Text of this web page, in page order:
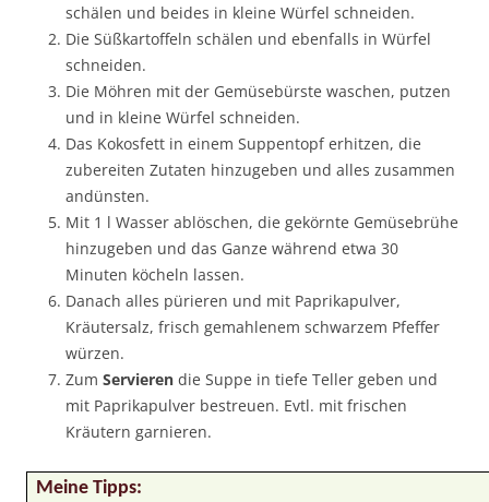
schälen und beides in kleine Würfel schneiden.
Die Süßkartoffeln schälen und ebenfalls in Würfel
schneiden.
Die Möhren mit der Gemüsebürste waschen, putzen
und in kleine Würfel schneiden.
Das Kokosfett in einem Suppentopf erhitzen, die
zubereiten Zutaten hinzugeben und alles zusammen
andünsten.
Mit 1 l Wasser ablöschen, die gekörnte Gemüsebrühe
hinzugeben und das Ganze während etwa 30
Minuten köcheln lassen.
Danach alles pürieren und mit Paprikapulver,
Kräutersalz, frisch gemahlenem schwarzem Pfeffer
würzen.
Zum Servieren die Suppe in tiefe Teller geben und
mit Paprikapulver bestreuen. Evtl. mit frischen
Kräutern garnieren.
Meine Tipps: